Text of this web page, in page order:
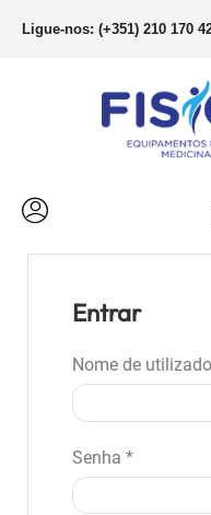
Ligue-nos: (+351) 210 170
Entrar
Nome de
Senha *